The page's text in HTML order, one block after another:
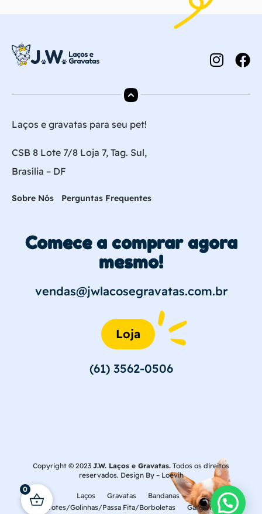
Laços e gravatas para seu pet!
CSB 8 Lote 7/8 Loja 7, Tag. Sul,
Brasília – DF
Sobre Nós Perguntas Frequentes
Comece a comprar agora
mesmo!
vendas@jwlacosegravatas.com.br
Loja
(61) 3562-0506
Copyright © 2023 J.W. Laços e Gravatas. Todos os direitos
reservados. Design By – Loévih
Laços Gravatas
Bandanas
Laçarotes/Golinhas/Passa Fita/Borboletas
Gargantilhas
0